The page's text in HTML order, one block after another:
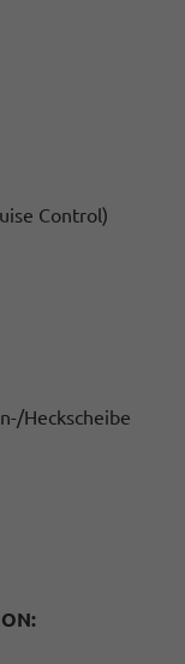
Control)
Heckscheibe